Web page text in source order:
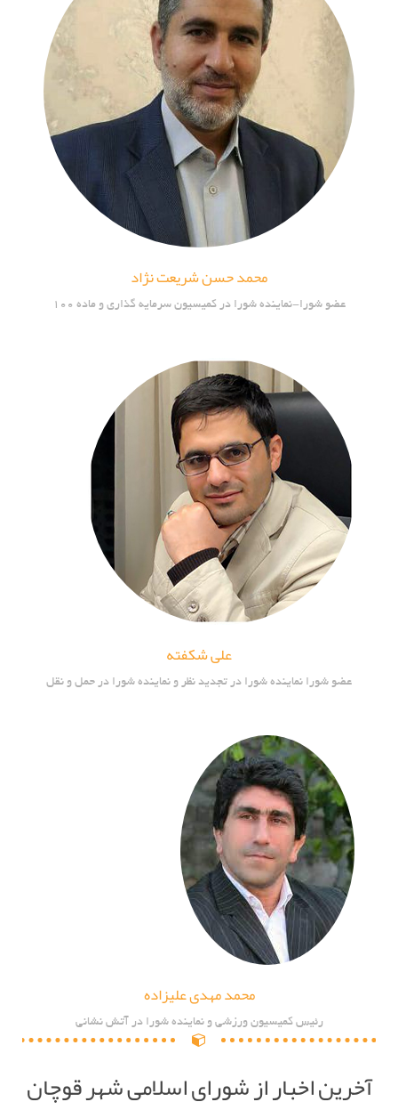
محمد حسن شریعت نژاد
عضو شورا-نماینده شورا در کمیسیون سرمایه گذاری و ماده 100
علی شکفته
عضو شورا نماینده شورا در تجدید نظر و نماینده شورا در حمل و نقل
محمد مهدی علیزاده
رئیس کمیسیون ورزشی و نماینده شورا در آتش نشانی
آخرین اخبار از شورای اسلامی شهر قوچان